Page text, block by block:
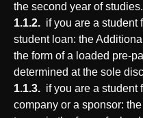
the second year of studies.
1.1.2. if you are a student
student loan: the
the form of a loaded pre-
determined at the sole
1.1.3. if you are a student
company or a sponsor: